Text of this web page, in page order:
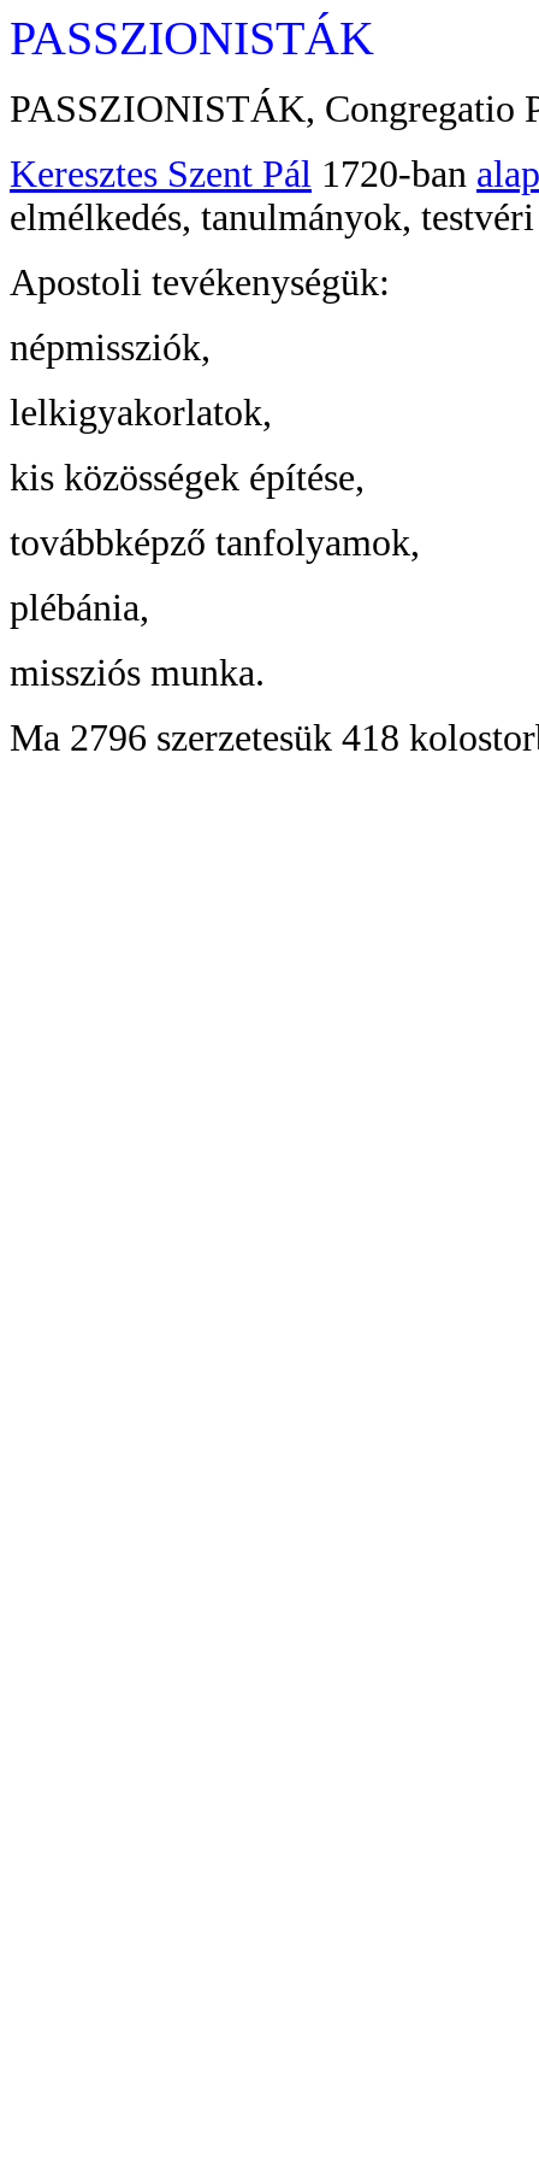
PASSZIONISTÁK
PASSZIONISTÁK, Congregatio
Keresztes Szent Pál 1720-ban
elmélkedés, tanulmányok,
Apostoli tevékenységük:
népmissziók,
lelkigyakorlatok,
kis közösségek építése,
továbbképző tanfolyamok,
plébánia,
missziós munka.
Ma 2796 szerzetesük 418